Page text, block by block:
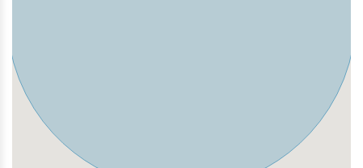
Eine ruhige, familienfreundliche Wohngegend
Gute Anbindung an den öffentlichen Nahverkehr
Vielfältige Einkaufsmöglichkeiten in der Nähe
Zahlreiche Freizeit- und Erholungsmöglichkeiten in der
Eine gute Infrastruktur mit Schulen und Kindergärten